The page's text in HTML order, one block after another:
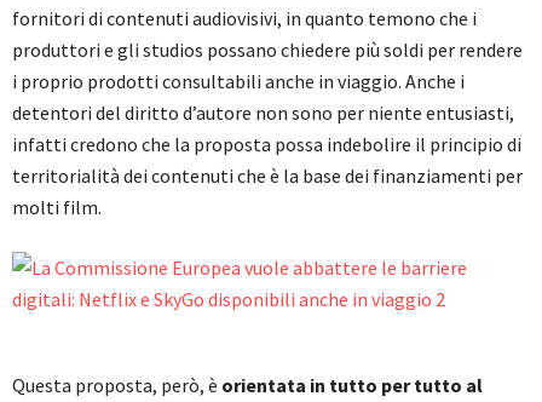
fornitori di contenuti audiovisivi, in quanto temono che i
produttori e gli studios possano chiedere più soldi per rendere
i proprio prodotti consultabili anche in viaggio. Anche i
detentori del diritto d’autore non sono per niente entusiasti,
infatti credono che la proposta possa indebolire il principio di
territorialità dei contenuti che è la base dei finanziamenti per
molti film.
Questa proposta, però, è orientata in tutto per tutto al